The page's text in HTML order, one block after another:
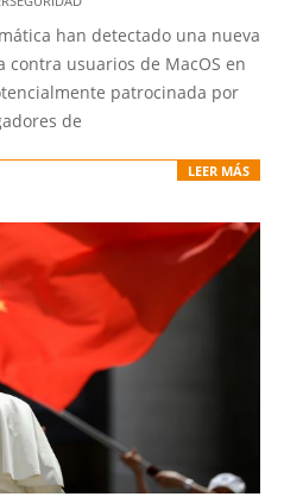
han detectado una nueva
usuarios de MacOS en
patrocinada por
de
LEER MÁS